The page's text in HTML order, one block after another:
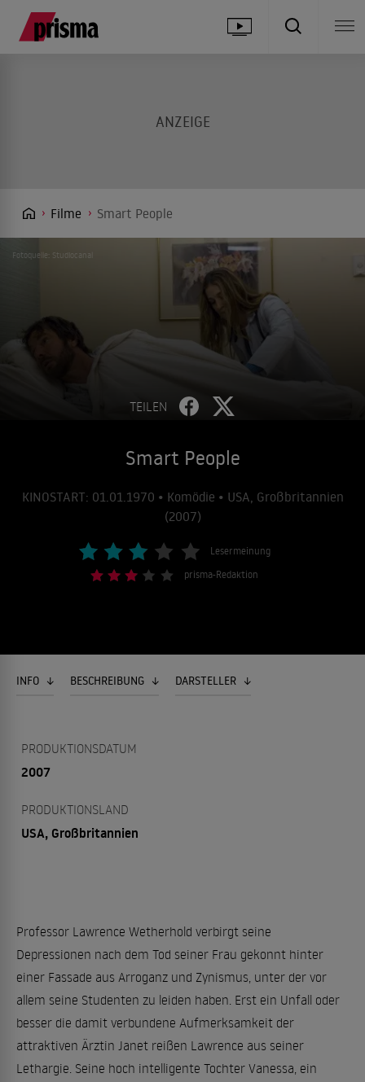
Filme Smart People
Fotoquelle: Studiocanal
TEILEN
Smart People
KINOSTART: 01.01.1970 • Komödie • USA, Großbritannien
(2007)
Lesermeinung
prisma-Redaktion
INFO BESCHREIBUNG DARSTELLER
PRODUKTIONSDATUM
2007
PRODUKTIONSLAND
USA, Großbritannien
Professor Lawrence Wetherhold verbirgt seine
Depressionen nach dem Tod seiner Frau gekonnt hinter
einer Fassade aus Arroganz und Zynismus, unter der vor
allem seine Studenten zu leiden haben. Erst ein Unfall oder
besser die damit verbundene Aufmerksamkeit der
attraktiven Ärztin Janet reißen Lawrence aus seiner
Lethargie. Seine hoch intelligente Tochter Vanessa, ein